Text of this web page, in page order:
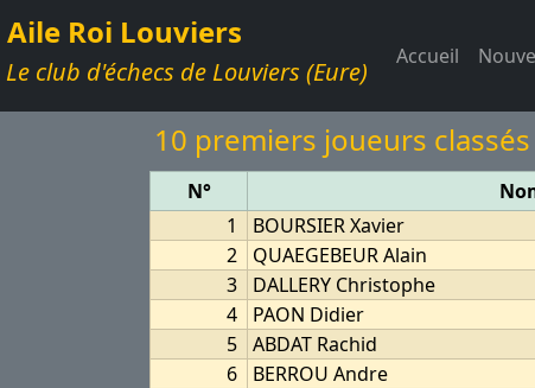
Aile Roi Louviers
Le club d'échecs de Louviers (Eure) Accueil
10 premiers joueurs
N°
1
BOURSIER Xavier
2
QUAEGEBEUR Alain
3
DALLERY Christophe
4
PAON Didier
5 ABDAT Rachid
6
BERROU Andre